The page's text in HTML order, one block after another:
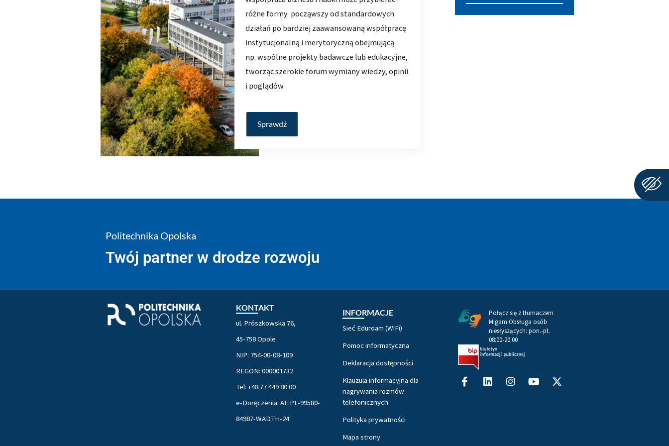
różne formy począwszy od standardowych
działań po bardziej zaawansowaną współpracę
instytucjonalną i merytoryczną obejmującą
np. wspólne projekty badawcze lub edukacyjne,
tworząc szerokie forum wymiany wiedzy, opinii
i poglądów.
Sprawdź
Politechnika Opolska
Twój partner w drodze rozwoju
KONTAKT
ul. Prószkowska 76,
45-758 Opole
NIP: 754-00-08-109
REGON: 000001732
Tel: +48 77 449 80 00
e-Doręczenia: AE:PL-99580-
84987-WADTH-24
INFORMACJE
Sieć Eduroam (WiFi)
Pomoc informatyczna
Deklaracja dostępności
Klauzula informacyjna dla
nagrywania rozmów
telefonicznych
Polityka prywatności
Mapa strony
Połącz się z tłumaczem
Migam Obsługa osób
niesłyszących: pon.-pt.
08:00-20:00
Facebook-
f
LinkedinInstagram
Youtube
X-
twitter